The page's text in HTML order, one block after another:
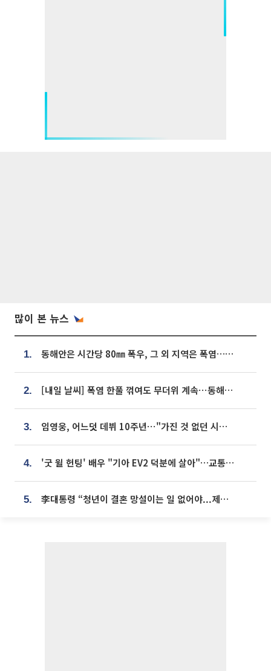
많이 본 뉴스
1. 동해안은 시간당 80㎜ 폭우, 그 외 지역은 폭염…‘극과 극 날씨’
2. [내일 날씨] 폭염 한풀 꺾여도 무더위 계속⋯동해안 이틀 연속 비
3. 임영웅, 어느덧 데뷔 10주년⋯"가진 것 없던 시절, 내 앞엔 20명의 팬뿐"
4. '굿 윌 헌팅' 배우 "기아 EV2 덕분에 살아"…교통사고 후 안전성 극찬
5. 李대통령 “청년이 결혼 망설이는 일 없어야...제도상 불이익 조사”